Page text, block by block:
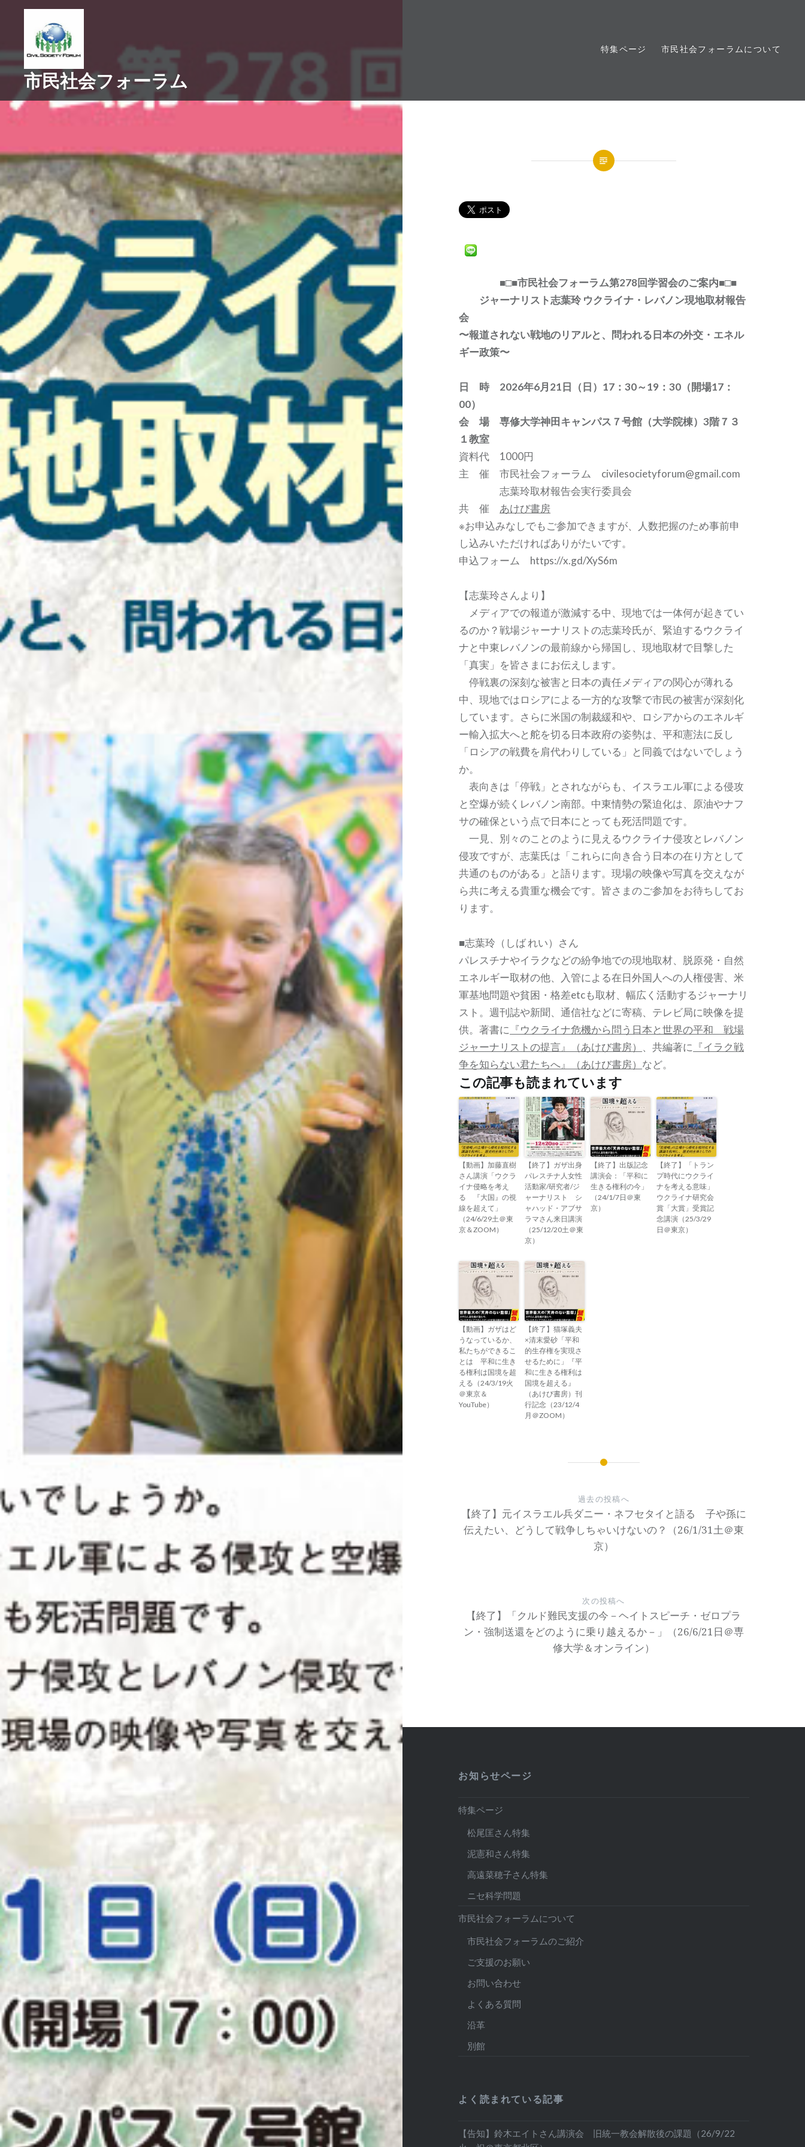
ス
プ
市民社会フォーラム
特集ページ 市民社会フォーラムについて
■□■市民社会フォーラム第278回学習会のご案内■□■
ジャーナリスト志葉玲 ウクライナ・レバノン現地取材報告
会
〜報道されない戦地のリアルと、問われる日本の外交・エネル
ギー政策〜
日 時 2026年6月21日（日）17：30～19：30（開場17：
00）
会 場 専修大学神田キャンパス７号館（大学院棟）3階７３
１教室
資料代 1000円
主 催 市民社会フォーラム civilesocietyforum@gmail.com
志葉玲取材報告会実行委員会
共 催 あけび書房
※お申込みなしでもご参加できますが、人数把握のため事前申
し込みいただければありがたいです。
申込フォーム https://x.gd/XyS6m
【志葉玲さんより】
メディアでの報道が激減する中、現地では一体何が起きてい
るのか？戦場ジャーナリストの志葉玲氏が、緊迫するウクライ
ナと中東レバノンの最前線から帰国し、現地取材で目撃した
「真実」を皆さまにお伝えします。
停戦裏の深刻な被害と日本の責任メディアの関心が薄れる
中、現地ではロシアによる一方的な攻撃で市民の被害が深刻化
しています。さらに米国の制裁緩和や、ロシアからのエネルギ
ー輸入拡大へと舵を切る日本政府の姿勢は、平和憲法に反し
「ロシアの戦費を肩代わりしている」と同義ではないでしょう
か。
表向きは「停戦」とされながらも、イスラエル軍による侵攻
と空爆が続くレバノン南部。中東情勢の緊迫化は、原油やナフ
サの確保という点で日本にとっても死活問題です。
一見、別々のことのように見えるウクライナ侵攻とレバノン
侵攻ですが、志葉氏は「これらに向き合う日本の在り方として
共通のものがある」と語ります。現場の映像や写真を交えなが
ら共に考える貴重な機会です。皆さまのご参加をお待ちしてお
ります。
■志葉玲（しば れい）さん
パレスチナやイラクなどの紛争地での現地取材、脱原発・自然
エネルギー取材の他、入管による在日外国人への人権侵害、米
軍基地問題や貧困・格差etcも取材、幅広く活動するジャーナリ
スト。週刊誌や新聞、通信社などに寄稿、テレビ局に映像を提
供。著書に 『ウクライナ危機から問う日本と世界の平和 戦場
ジャーナリストの提言』（あけび書房）
、共編著に 『イラク戦
争を知らない君たちへ』（あけび書房） など。
この記事も読まれています
【動画】加藤直樹
さん講演「ウクラ
イナ侵略を考え
る 『大国』の視
線を超えて」
（24/6/29土＠東
京＆ZOOM）
【終了】ガザ出身
パレスチナ人女性
活動家/研究者/ジ
ャーナリスト シ
ャハッド・アブサ
ラマさん来日講演
（25/12/20土＠東
京）
【終了】出版記念
講演会：「平和に
生きる権利の今」
（24/1/7日＠東
京）
【終了】「トラン
プ時代にウクライ
ナを考える意味」
ウクライナ研究会
賞「大賞」受賞記
念講演（25/3/29
日＠東京）
【動画】ガザはど
うなっているか、
私たちができるこ
とは 平和に生き
る権利は国境を超
える（24/3/19火
＠東京＆
YouTube）
【終了】猫塚義夫
×清末愛砂「平和
的生存権を実現さ
せるために」『平
和に生きる権利は
国境を超える』
（あけび書房）刊
行記念（23/12/4
月＠ZOOM）
過去の投稿へ
【終了】元イスラエル兵ダニー・ネフセタイと語る 子や孫に
伝えたい、どうして戦争しちゃいけないの？（26/1/31土＠東
京）
次の投稿へ
【終了】「クルド難民支援の今－ヘイトスピーチ・ゼロプラ
ン・強制送還をどのように乗り越えるか－」（26/6/21日＠専
修大学＆オンライン）
お知らせページ
特集ページ
松尾匡さん特集
泥憲和さん特集
高遠菜穂子さん特集
ニセ科学問題
市民社会フォーラムについて
市民社会フォーラムのご紹介
ご支援のお願い
お問い合わせ
よくある質問
沿革
別館
よく読まれている記事
【告知】鈴木エイトさん講演会 旧統一教会解散後の課題（26/9/22